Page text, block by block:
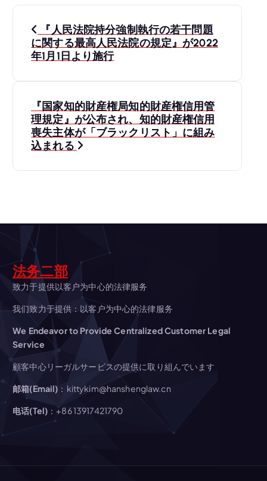
投
稿
ビ
ゲ
ョ
ン
『人民法院持分強制執行の若干問題
に関する最高人民法院の規定』が2022
年1月1日より施行
『国家知的財産権局知的財産権信用管
理規定』が公布され、知的財産権信用
喪失主体が「ブラックリスト」に組み
込まれる
法务二部
致力于提供以客户为中心的法律服务
我们致力于提供：以客户为中心的法律服务
We Endeavor to Provide Centralized Customer Legal
Service
顧客中心リーガルサービスの提供に取り組んでいます
邮箱(Email) ：kittykim@hanshenglaw.cn
电话(Tel) ：+86 13917421790